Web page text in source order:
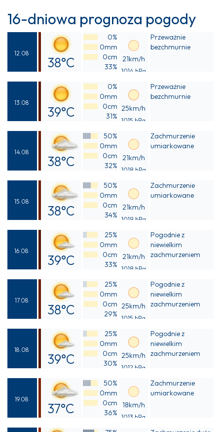
16-dniowa prognoza pogody
12.08
38°C
41°C
0%
0mm
0cm
33%
21km/h
1014 hPa
Przeważnie
bezchmurnie
13.08
39°C
41°C
0%
0mm
0cm
31%
25km/h
1015 hPa
Przeważnie
bezchmurnie
14.08
38°C
40°C
50%
0mm
0cm
32%
21km/h
1018 hPa
Zachmurzenie
umiarkowane
15.08
38°C
41°C
50%
0mm
0cm
34%
21km/h
1019 hPa
Zachmurzenie
umiarkowane
16.08
39°C
42°C
25%
0mm
0cm
33%
21km/h
1018 hPa
Pogodnie z
niewielkim
zachmurzeniem
17.08
38°C
39°C
25%
0mm
0cm
29%
25km/h
1015 hPa
Pogodnie z
niewielkim
zachmurzeniem
18.08
39°C
40°C
25%
0mm
0cm
30%
25km/h
1012 hPa
Pogodnie z
niewielkim
zachmurzeniem
19.08
37°C
50%
0mm
0cm
36%
18km/h
1013 hPa
Zachmurzenie
umiarkowane